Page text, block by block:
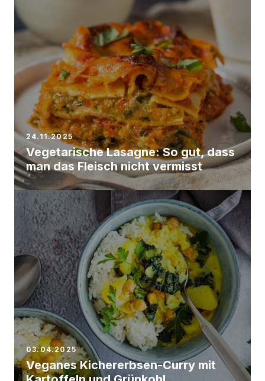
24.11.2025
Vegetarische Lasagne: So gut, dass
man das Fleisch nicht vermisst
03.04.2025
Veganes Kichererbsen-Curry mit